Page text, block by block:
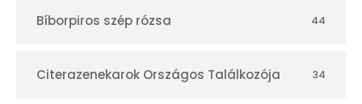
r
Bíborpiros szép rózsa 44
Citerazenekarok Országos Találkozója 34